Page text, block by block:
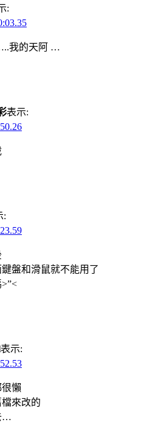
:
我的天阿 …
表示:
:
盤和滑鼠就不能用了
表示:
懶
來改的
…